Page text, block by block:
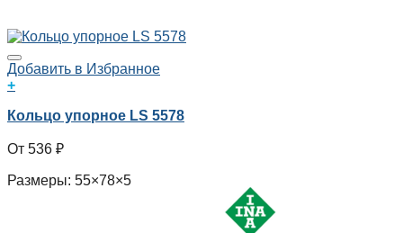
Добавить в Избранное
+
Кольцо упорное LS 5578
536 ₽
Размеры: 55×78×5